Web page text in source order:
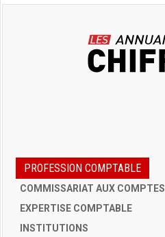
PROFESSION COMPTABLE
COMMISSARIAT AUX COMPTES
EXPERTISE COMPTABLE
INSTITUTIONS